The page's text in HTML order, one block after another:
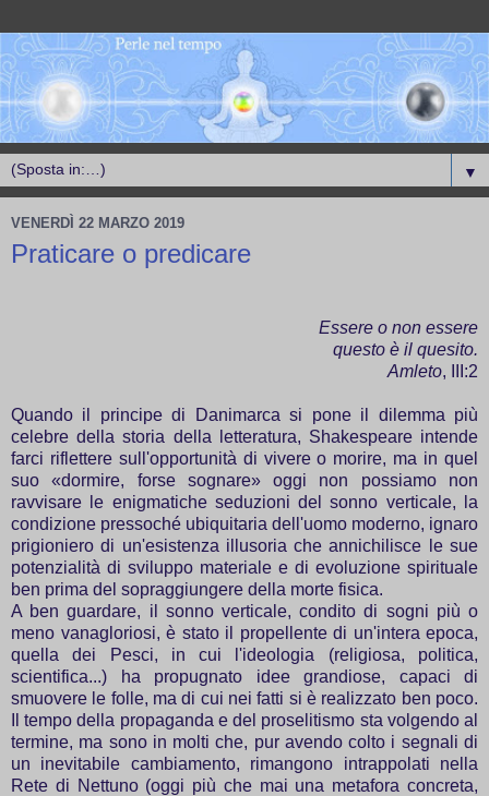
▼
VENERDÌ 22 MARZO 2019
Praticare o predicare
Essere o non essere
questo è il quesito.
Amleto, III:2
Quando il principe di Danimarca si pone il dilemma più
celebre della storia della letteratura, Shakespeare intende
farci riflettere sull'opportunità di vivere o morire, ma in quel
suo «dormire, forse sognare» oggi non possiamo non
ravvisare le enigmatiche seduzioni del sonno verticale, la
condizione pressoché ubiquitaria dell'uomo moderno, ignaro
prigioniero di un'esistenza illusoria che annichilisce le sue
potenzialità di sviluppo materiale e di evoluzione spirituale
ben prima del sopraggiungere della morte fisica.
A ben guardare, il sonno verticale, condito di sogni più o
meno vanagloriosi, è stato il propellente di un'intera epoca,
quella dei Pesci, in cui l'ideologia (religiosa, politica,
scientifica...) ha propugnato idee grandiose, capaci di
smuovere le folle, ma di cui nei fatti si è realizzato ben poco.
Il tempo della propaganda e del proselitismo sta volgendo al
termine, ma sono in molti che, pur avendo colto i segnali di
un inevitabile cambiamento, rimangono intrappolati nella
Rete di Nettuno (oggi più che mai una metafora concreta,